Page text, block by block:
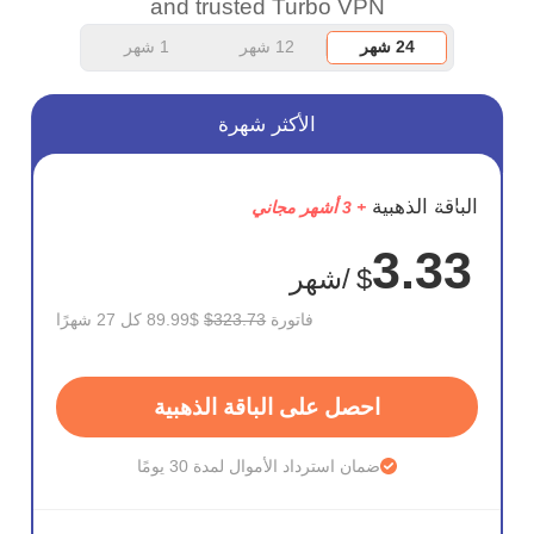
and trusted Turbo VPN
24 شهر 12 شهر 1 شهر
وفر
72%
الأكثر شهرة
الباقة الذهبية + 3 أشهر مجاني
$3.33 /شهر
فاتورة$323.73$89.99 كل 27 شهرًا
احصل على الباقة الذهبية
ضمان استرداد الأموال لمدة 30 يومًا